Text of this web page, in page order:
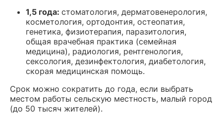
1,5 года: стоматология, дерматовенерология,
косметология, ортодонтия, остеопатия,
генетика, физиотерапия, паразитология,
общая врачебная практика (семейная
медицина), радиология, рентгенология,
сексология, дезинфектология, диабетология,
скорая медицинская помощь.
Срок можно сократить до года, если выбрать
местом работы сельскую местность, малый город
(до 50 тысяч жителей).